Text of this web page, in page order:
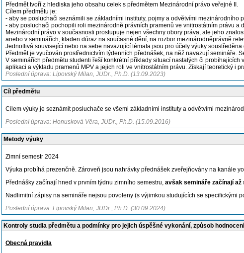
Předmět tvoří z hlediska jeho obsahu celek s předmětem Mezinárodní právo veřejné II.
Cílem předmětu je:
- aby se posluchači seznámili se základními instituty, pojmy a odvětvími mezinárodního
- aby posluchači pochopili roli mezinárodně právních pramenů ve vnitrostátním právu
Mezinárodní právo v současnosti prostupuje nejen všechny obory práva, ale jeho
anebo v seminářích, kladen důraz na současné dění, na rozbor mezinárodněprávně
Jednotlivá související nebo na sebe navazující témata jsou pro účely výuky soustředěna
Předmět je vyučován prostřednictvím týdenních přednášek, na něž navazují semináře.
V seminářích předmětu studenti řeší konkrétní příklady situací nastalých či
aplikaci a výkladu pramenů MPV a jejich roli ve vnitrostátním právu. Získají teoretický i
Poslední úprava: Lipovský Milan, JUDr., Ph.D. (13.09.2023)
Cíl předmětu
Cílem výuky je seznámit posluchače se všemi základními instituty a odvětvími
Poslední úprava: Honusková Věra, JUDr., Ph.D. (15.09.2016)
Metody výuky
Zimní semestr 2024
Výuka probíhá prezenčně. Zároveň jsou nahrávky přednášek zveřejňovány na kanále
Přednášky začínají hned v prvním týdnu zimního semestru, avšak semináře začínají
Nadlimitní zápisy na semináře nejsou povoleny (s výjimkou studujících se specifickými
Poslední úprava: Lipovský Milan, JUDr., Ph.D. (30.09.2024)
Kontroly studia předmětu a podmínky pro jejich úspěšné vykonání, způsob hodnocení
Obecná pravidla